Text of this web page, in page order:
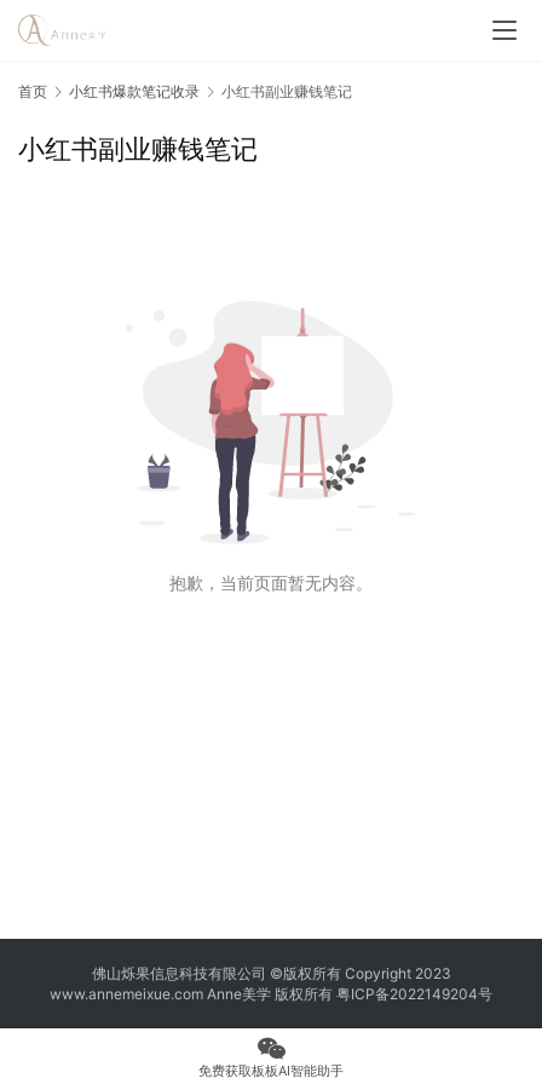
首页 小红书爆款笔记收录 小红书副业赚钱笔记
小红书副业赚钱笔记
抱歉，当前页面暂无内容。
佛山烁果信息科技有限公司 ©版权所有 Copyright 2023
www.annemeixue.com Anne美学 版权所有 粤ICP备2022149204号
免费获取板板AI智能助手